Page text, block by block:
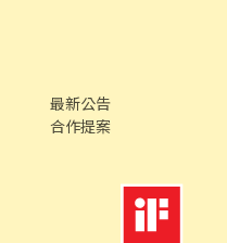
最新公告
合作提案